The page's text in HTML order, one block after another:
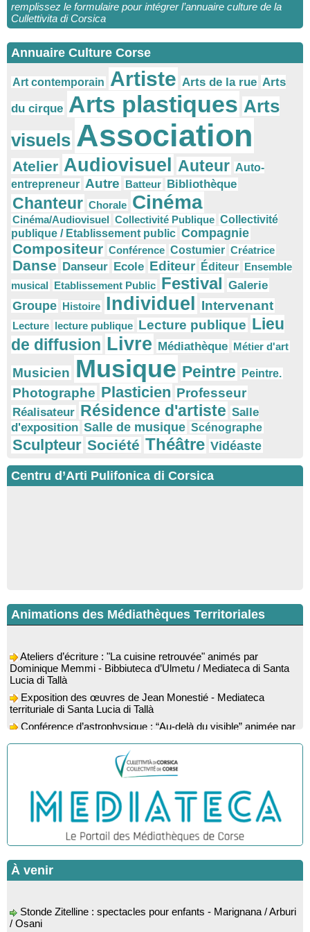
remplissez le formulaire pour intégrer l’annuaire culture de la
Cullettivita di Corsica
Annuaire Culture Corse
Art contemporain Artiste Arts de la rue Arts
du cirque Arts plastiques Arts
visuels Association
Atelier Audiovisuel Auteur Auto-
entrepreneur Autre Batteur Bibliothèque
Chanteur Chorale Cinéma
Cinéma/Audiovisuel Collectivité Publique Collectivité
publique / Etablissement public Compagnie
Compositeur Conférence Costumier Créatrice
Danse Danseur Ecole Editeur Éditeur Ensemble
musical Etablissement Public Festival Galerie
Groupe Histoire Individuel Intervenant
Lecture lecture publique Lecture publique Lieu
de diffusion Livre Médiathèque Métier d'art
Musicien Musique Peintre Peintre.
Photographe Plasticien Professeur
Réalisateur Résidence d'artiste Salle
d'exposition Salle de musique Scénographe
Sculpteur Société Théâtre Vidéaste
Centru d’Arti Pulifonica di Corsica
Animations des Médiathèques Territoriales
Dominique Memmi - Bibbiuteca d’Ulmetu / Mediateca di Santa
Lucia di Tallà
territuriale di Santa Lucia di Tallà
l’astrophysicien Paul Guerrini - Médiathèque - Pitretu è
Bicchisgià
Exposition des œuvres de Dominique Malberti Morin :
"Racines, peintures acryliques et aquarelles" - Mediateca
Animation : "Petits lecteurs" - Médiathèque - Pitretu è
Bicchisgià
Veillée de contes à la forêt enchantée "U Mondu ditu
mignuleddu" par la Caravane de Conteurs - Currà
Colloque : "Taravu : terre de patrimoines", Regards sur le
patrimoine religieux, roman, thermal et littéraire - Spaziu Jean-
Marc Fiamma - A Sarra di Farru
hommage au duo mythique de la chanson corse interprété par
Marie-Elsa Picciocchi (chant), Marc’Antò Belgodere (chant et
À venir
/ Osani